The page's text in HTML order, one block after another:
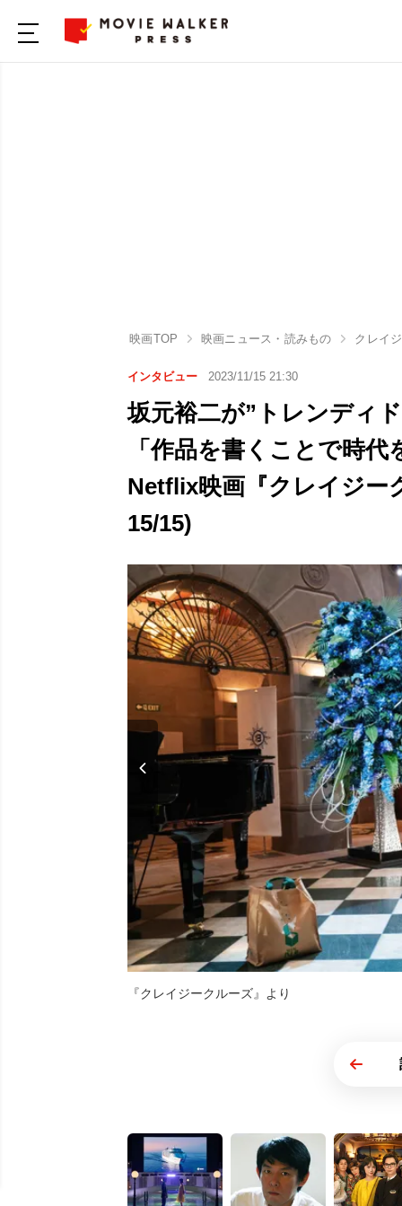
映画TOP 映画ニュース・読みもの クレイ
インタビュー 2023/11/15 21:30
坂元裕二が”トレンディ
「作品を書くことで時
Netflix映画『クレイジー
15/15)
『クレイジークルーズ』より